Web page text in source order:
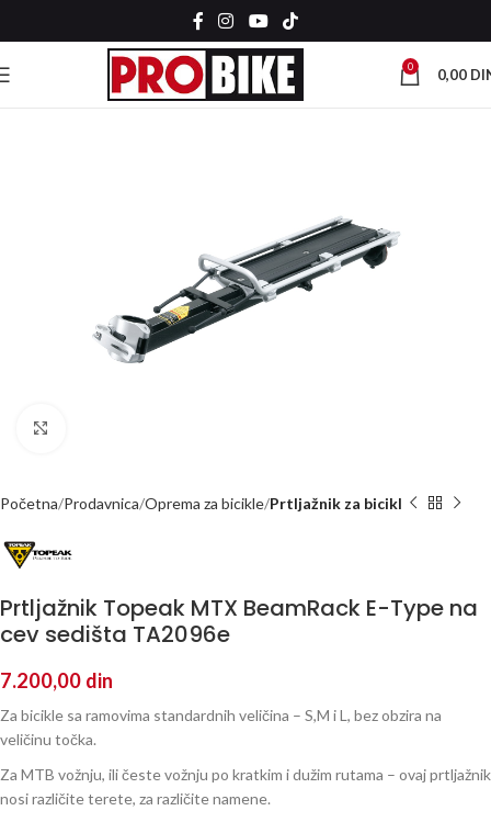
0 0,00
Početna Prodavnica Oprema za bicikle Prtljažnik za bicikl
Prtljažnik Topeak MTX BeamRack E-Type na
cev sedišta TA2096e
7.200,00 din
Za bicikle sa ramovima standardnih veličina – S,M i L, bez obzira na
veličinu točka.
Za MTB vožnju, ili česte vožnju po kratkim i dužim rutama – ovaj prtljažnik
nosi različite terete, za različite namene.